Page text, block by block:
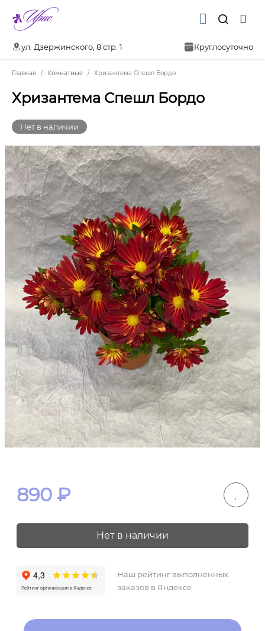
ул. Дзержинского, 8 стр. 1 Круглосуточно
Главная Комнатные Хризантема Спешл Бордо
Хризантема Спешл Бордо
Нет в наличии
890 ₽
Нет в наличии
Наш рейтинг выполненных
заказов в Яндексе